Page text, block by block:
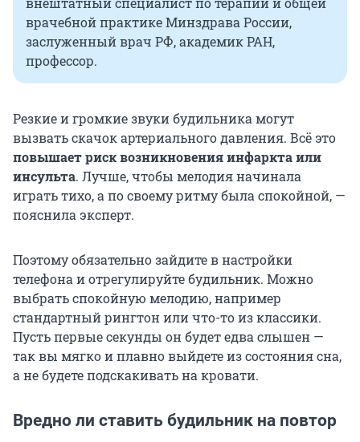
врачебной практике Минздрава России,
заслуженный врач РФ, академик РАН,
профессор.
Резкие и громкие звуки будильника могут
вызвать скачок артериального давления. Всё это
повышает риск возникновения инфаркта или
инсульта. Лучше, чтобы мелодия начинала
играть тихо, а по своему ритму была спокойной, —
пояснила эксперт.
Поэтому обязательно зайдите в настройки
телефона и отрегулируйте будильник. Можно
выбрать спокойную мелодию, например
стандартный рингтон или что-то из классики.
Пусть первые секунды он будет едва слышен —
так вы мягко и плавно выйдете из состояния сна,
а не будете подскакивать на кровати.
Вредно ли ставить будильник на повтор